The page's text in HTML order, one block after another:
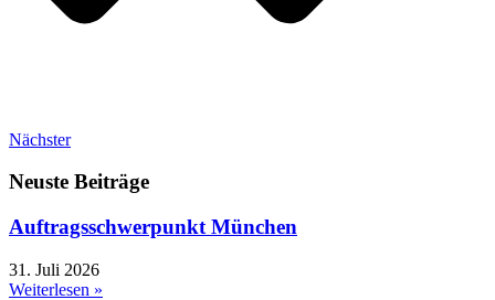
Nächster
Neuste Beiträge
Auftragsschwerpunkt München
31. Juli 2026
Weiterlesen »